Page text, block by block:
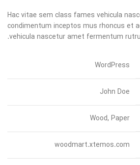
Hac vitae sem class fames vehicula
condimentum inceptos mus rhoncus et
vehicula nascetur amet fermentum
WordPress
John Doe
Wood, Paper
woodmart.xtemos.com